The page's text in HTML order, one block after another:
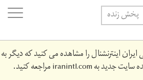
پخش زنده
اینترنشنال را مشاهده می کنید که دیگر به
سایت جدید بهiranintl.comمراجعه کنید.